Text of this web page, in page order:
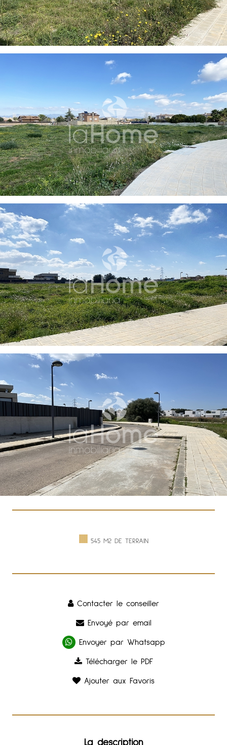
545 M2 DE TERRAIN
Contacter le conseiller
Envoyé par email
Envoyer par Whatsapp
Télécharger le PDF
Ajouter aux Favoris
La description